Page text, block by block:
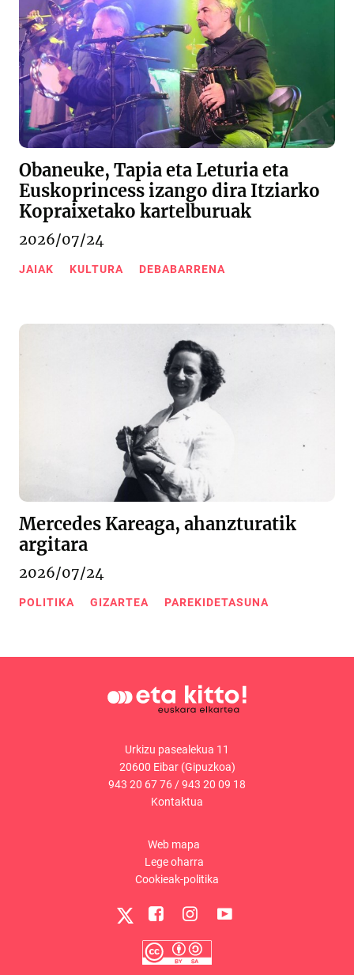
Obaneuke, Tapia eta Leturia eta
Euskoprincess izango dira Itziarko
Kopraixetako kartelburuak
2026/07/24
JAIAK KULTURA DEBABARRENA
Mercedes Kareaga, ahanzturatik
argitara
2026/07/24
POLITIKA GIZARTEA PAREKIDETASUNA
Urkizu pasealekua 11
20600 Eibar (Gipuzkoa)
943 20 67 76/943 20 09 18
Kontaktua
Web mapa
Lege oharra
Cookieak-politika